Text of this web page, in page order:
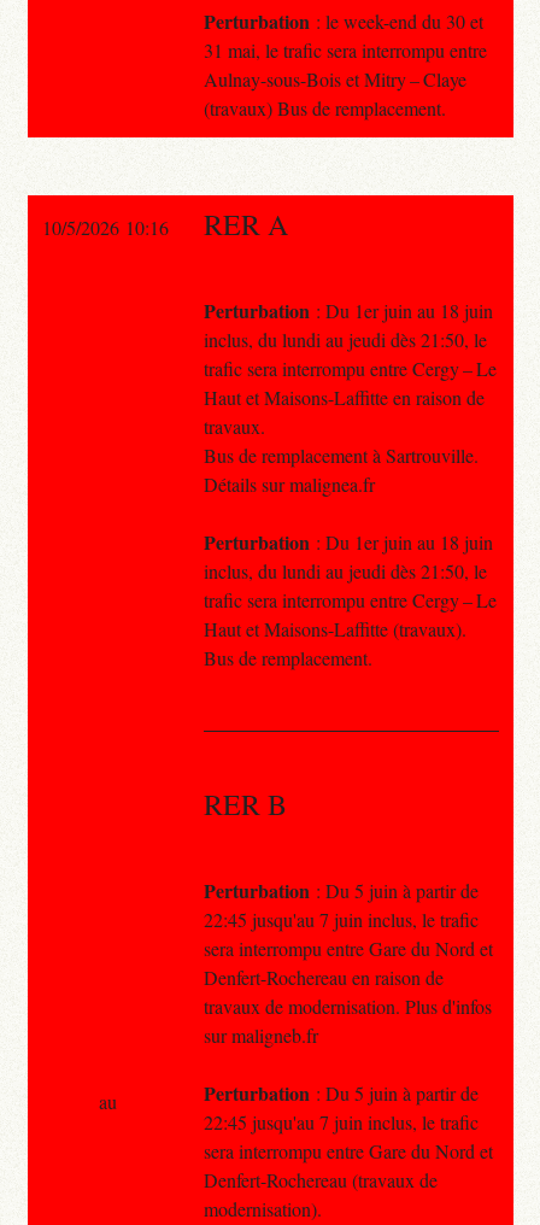
Perturbation : le week-end du 30 et
31 mai, le trafic sera interrompu entre
Aulnay-sous-Bois et Mitry – Claye
(travaux) Bus de remplacement.
10/5/2026 10:16 RER A
Perturbation : Du 1er juin au 18 juin
inclus, du lundi au jeudi dès 21:50, le
trafic sera interrompu entre Cergy – Le
Haut et Maisons-Laffitte en raison de
travaux.
Bus de remplacement à Sartrouville.
Détails sur malignea.fr
Perturbation : Du 1er juin au 18 juin
inclus, du lundi au jeudi dès 21:50, le
trafic sera interrompu entre Cergy – Le
Haut et Maisons-Laffitte (travaux).
Bus de remplacement.
RER B
Perturbation : Du 5 juin à partir de
22:45 jusqu'au 7 juin inclus, le trafic
sera interrompu entre Gare du Nord et
Denfert-Rochereau en raison de
travaux de modernisation. Plus d'infos
sur maligneb.fr
Perturbation : Du 5 juin à partir de
22:45 jusqu'au 7 juin inclus, le trafic
sera interrompu entre Gare du Nord et
Denfert-Rochereau (travaux de
modernisation).
au